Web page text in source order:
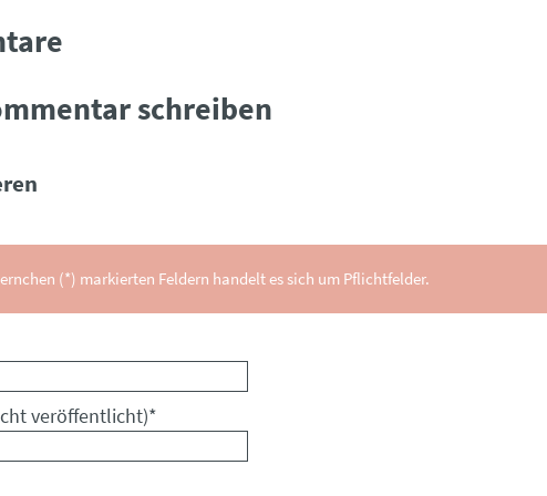
schreiben
(*) markierten Feldern handelt es sich um Pflichtfelder.
veröffentlicht)*